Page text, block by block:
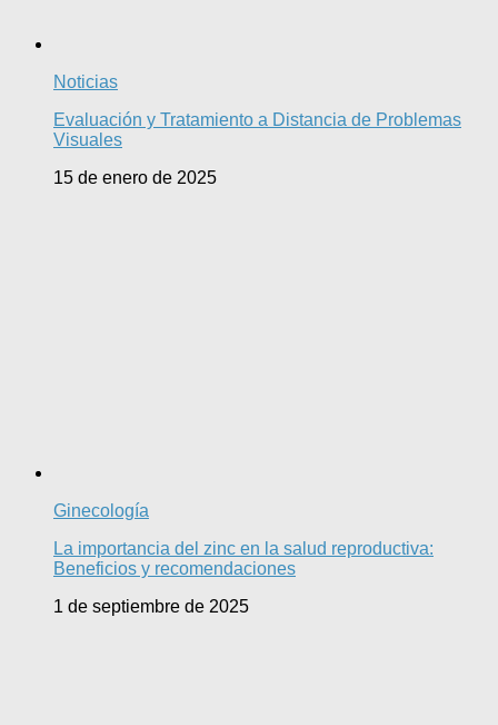
Noticias
Evaluación y Tratamiento a Distancia de Problemas
Visuales
15 de enero de 2025
Ginecología
La importancia del zinc en la salud reproductiva:
Beneficios y recomendaciones
1 de septiembre de 2025